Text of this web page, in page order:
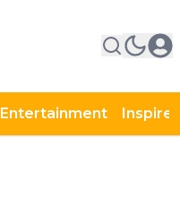
Entertainment